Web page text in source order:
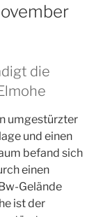
die
umgestürzter
und einen
befand sich
einen
Gelände
ist der